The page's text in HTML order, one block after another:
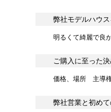
弊社モデルハウ
明るくて綺麗で良
ご購入に至った
価格、場所 主導
弊社営業と初め